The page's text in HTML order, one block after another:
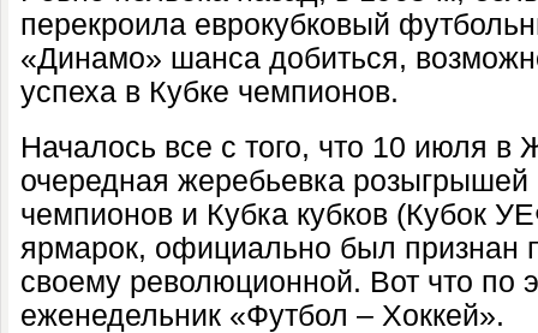
перекроила еврокубковый
«Динамо» шанса добиться,
успеха в Кубке чемпионов.
Началось все с того, что 10 июля в
очередная жеребьевка розыгрышей
чемпионов и Кубка кубков (Кубок
ярмарок, официально был признан
своему революционной. Вот что по
еженедельник «Футбол – Хоккей».